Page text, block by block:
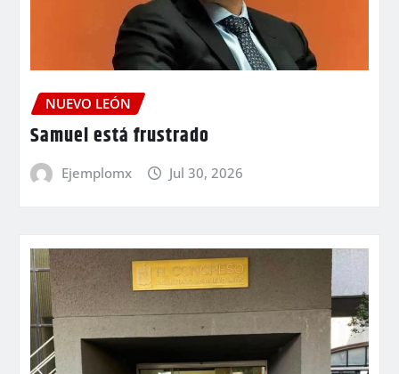
NUEVO LEÓN
Samuel está frustrado
Ejemplomx Jul 30, 2026